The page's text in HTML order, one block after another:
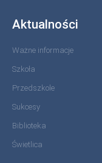
Aktualności
Ważne informacje
Szkoła
Przedszkole
Sukcesy
Biblioteka
Świetlica